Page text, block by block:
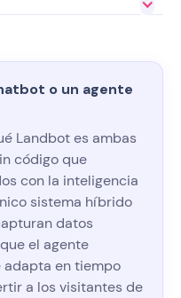
o un agente
Landbot es ambas
código que
con la inteligencia
sistema híbrido
datos
el agente
en tiempo
a los visitantes de